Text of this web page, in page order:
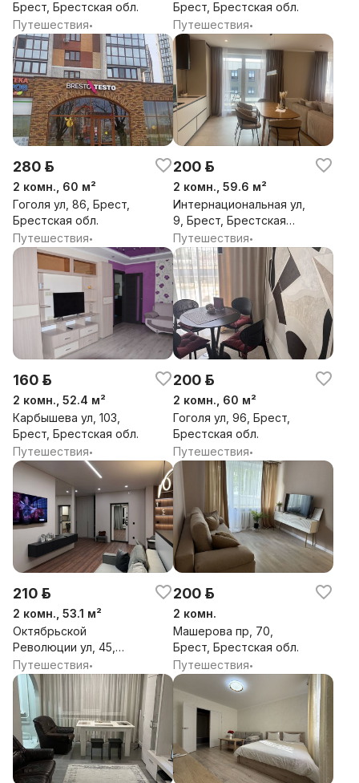
Брест, Брестская обл.
Путешествия•
Брест, Брестская обл.
Путешествия•
280 р.
2 комн., 60 м²
Гоголя ул, 86, Брест,
Брестская обл.
Путешествия•
200 р.
2 комн., 59.6 м²
Интернациональная ул,
9, Брест, Брестская
обл.
Путешествия•
160 р.
2 комн., 52.4 м²
Карбышева ул, 103,
Брест, Брестская обл.
Путешествия•
200 р.
2 комн., 60 м²
Гоголя ул, 96, Брест,
Брестская обл.
Путешествия•
210 р.
2 комн., 53.1 м²
Октябрьской
Революции ул, 45,
Брест, Брестская обл.
Путешествия•
200 р.
2 комн.
Машерова пр, 70,
Брест, Брестская обл.
Путешествия•